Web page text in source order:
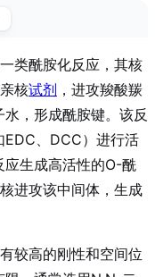
类酰胺化反应，其核
核试剂 ，进攻羧酸羰
，形成酰胺键。该反
EDC、DCC）进行活
应生成高活性的O-酰
进攻该中间体，生成
较高的刚性和空间位